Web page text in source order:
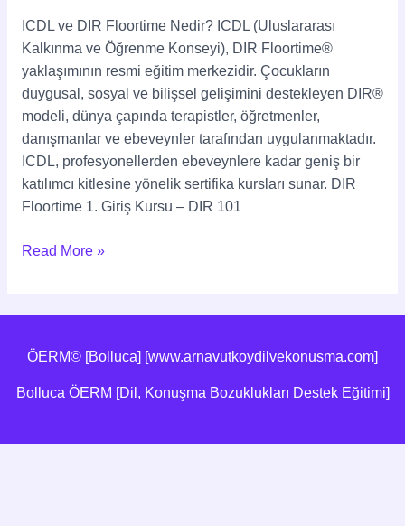
ICDL ve DIR Floortime Nedir? ICDL (Uluslararası
Kalkınma ve Öğrenme Konseyi), DIR Floortime®
yaklaşımının resmi eğitim merkezidir. Çocukların
duygusal, sosyal ve bilişsel gelişimini destekleyen DIR®
modeli, dünya çapında terapistler, öğretmenler,
danışmanlar ve ebeveynler tarafından uygulanmaktadır.
ICDL, profesyonellerden ebeveynlere kadar geniş bir
katılımcı kitlesine yönelik sertifika kursları sunar. DIR
Floortime 1. Giriş Kursu – DIR 101
Read More »
ÖERM© [Bolluca] [www.arnavutkoydilvekonusma.com]
Bolluca ÖERM [Dil, Konuşma Bozuklukları Destek Eğitimi]